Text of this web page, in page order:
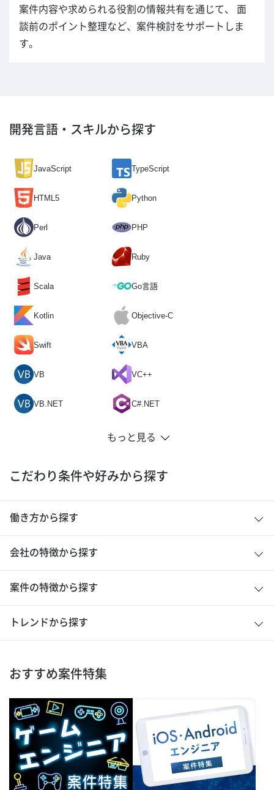
案件内容や求められる役割の情報共有を通じて、 面
談前のポイント整理など、案件検討をサポートしま
す。
開発言語・スキルから探す
JavaScript TypeScript
HTML5 Python
Perl PHP
Java Ruby
Scala Go言語
Kotlin Objective-C
Swift VBA
VB VC++
VB.NET C#.NET
こだわり条件や好みから探す
働き方から探す
会社の特徴から探す
案件の特徴から探す
トレンドから探す
おすすめ案件特集